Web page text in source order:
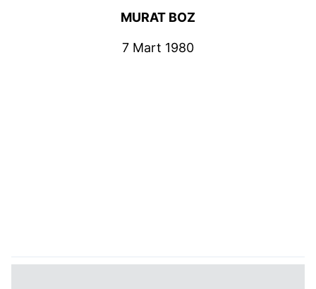
MURAT BOZ
7 Mart 1980